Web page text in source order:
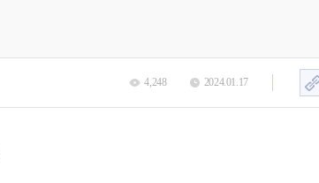
4,248 2024.01.17